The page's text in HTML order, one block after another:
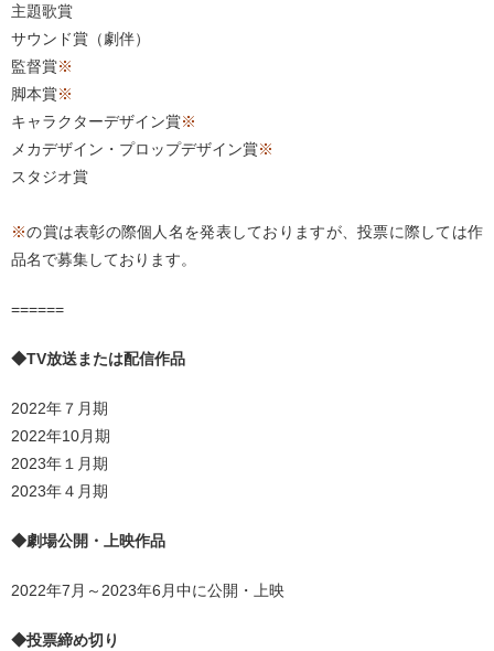
主題歌賞
サウンド賞（劇伴）
監督賞※
脚本賞※
キャラクターデザイン賞※
メカデザイン・プロップデザイン賞※
スタジオ賞
※の賞は表彰の際個人名を発表しておりますが、投票に際しては作
品名で募集しております。
======
◆TV放送または配信作品
2022年７月期
2022年10月期
2023年１月期
2023年４月期
◆劇場公開・上映作品
2022年7月～2023年6月中に公開・上映
◆投票締め切り